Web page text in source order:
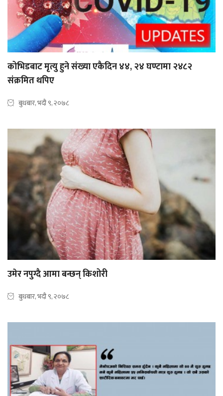
कोभिडबाट मृत्यु हुने संख्या एकैदिन ४४, २४ घण्टामा २४८२
संक्रमित थपिए
बुधबार, भदौ ९, २०७८
उमेर नपुग्दै आमा बन्छन् किशोरी
बुधबार, भदौ ९, २०७८